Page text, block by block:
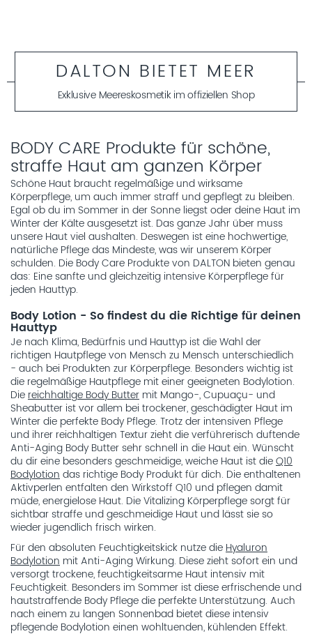
DALTON BIETET MEER
Exklusive Meereskosmetik im offiziellen Shop
BODY CARE Produkte für schöne,
straffe Haut am ganzen Körper
Schöne Haut braucht regelmäßige und wirksame
Körperpflege, um auch immer straff und gepflegt zu bleiben.
Egal ob du im Sommer in der Sonne liegst oder deine Haut im
Winter der Kälte ausgesetzt ist. Das ganze Jahr über muss
unsere Haut viel aushalten. Deswegen ist eine hochwertige,
natürliche Pflege das Mindeste, was wir unserem Körper
schulden. Die Body Care Produkte von DALTON bieten genau
das: Eine sanfte und gleichzeitig intensive Körperpflege für
jeden Hauttyp.
Body Lotion - So findest du die Richtige für deinen
Hauttyp
Je nach Klima, Bedürfnis und Hauttyp ist die Wahl der
richtigen Hautpflege von Mensch zu Mensch unterschiedlich
- auch bei Produkten zur Körperpflege. Besonders wichtig ist
die regelmäßige Hautpflege mit einer geeigneten Bodylotion.
Diereichhaltige Body Butter mit Mango-, Cupuaçu- und
Sheabutter ist vor allem bei trockener, geschädigter Haut im
Winter die perfekte Body Pflege. Trotz der intensiven Pflege
und ihrer reichhaltigen Textur zieht die verführerisch duftende
Anti-Aging Body Butter sehr schnell in die Haut ein. Wünscht
du dir eine besonders geschmeidige, weiche Haut ist dieQ10
Bodylotiondas richtige Body Produkt für dich. Die enthaltenen
Aktivperlen entfalten den Wirkstoff Q10 und pflegen damit
müde, energielose Haut. Die Vitalizing Körperpflege sorgt für
sichtbar straffe und geschmeidige Haut und lässt sie so
wieder jugendlich frisch wirken.
Für den absoluten Feuchtigkeitskick nutze dieHyaluron
Bodylotion mit Anti-Aging Wirkung. Diese zieht sofort ein und
versorgt trockene, feuchtigkeitsarme Haut intensiv mit
Feuchtigkeit. Besonders im Sommer ist diese erfrischende und
hautstraffende Body Pflege die perfekte Unterstützung. Auch
nach einem zu langen Sonnenbad bietet diese intensiv
pflegende Bodylotion einen wohltuenden, kühlenden Effekt.